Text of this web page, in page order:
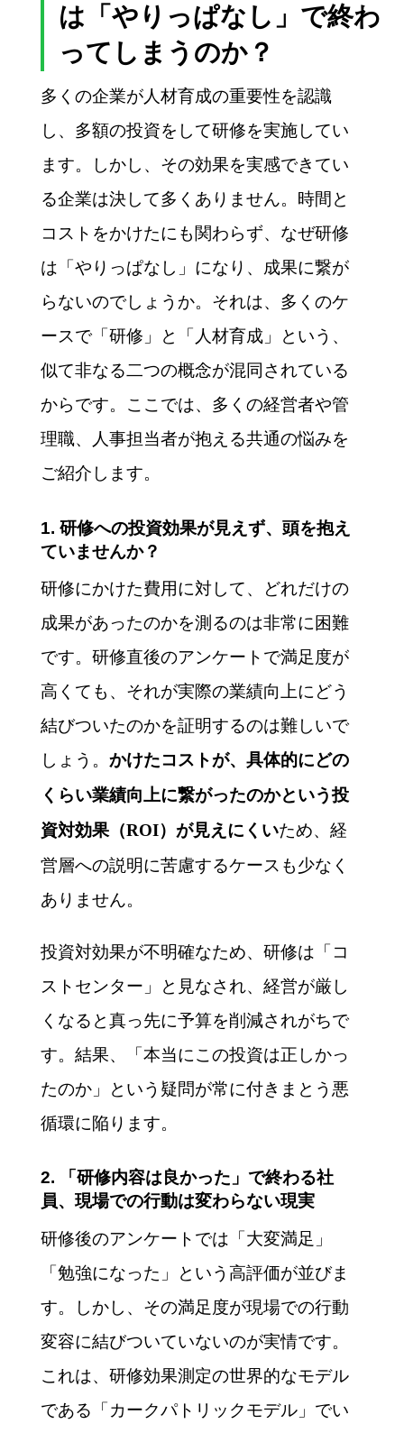
は「やりっぱなし」で終わ
ってしまうのか？
多くの企業が人材育成の重要性を認識
し、多額の投資をして研修を実施してい
ます。しかし、その効果を実感できてい
る企業は決して多くありません。時間と
コストをかけたにも関わらず、なぜ研修
は「やりっぱなし」になり、成果に繋が
らないのでしょうか。それは、多くのケ
ースで「研修」と「人材育成」という、
似て非なる二つの概念が混同されている
からです。ここでは、多くの経営者や管
理職、人事担当者が抱える共通の悩みを
ご紹介します。
1. 研修への投資効果が見えず、頭を抱え
ていませんか？
研修にかけた費用に対して、どれだけの
成果があったのかを測るのは非常に困難
です。研修直後のアンケートで満足度が
高くても、それが実際の業績向上にどう
結びついたのかを証明するのは難しいで
しょう。 かけたコストが、具体的にどの
くらい業績向上に繋がったのかという投
資対効果（ROI）が見えにくいため、経
営層への説明に苦慮するケースも少なく
ありません。
投資対効果が不明確なため、研修は「コ
ストセンター」と見なされ、経営が厳し
くなると真っ先に予算を削減されがちで
す。結果、「本当にこの投資は正しかっ
たのか」という疑問が常に付きまとう悪
循環に陥ります。
2. 「研修内容は良かった」で終わる社
員、現場での行動は変わらない現実
研修後のアンケートでは「大変満足」
「勉強になった」という高評価が並びま
す。しかし、その満足度が現場での行動
変容に結びついていないのが実情です。
これは、研修効果測定の世界的なモデル
である「カークパトリックモデル」でい